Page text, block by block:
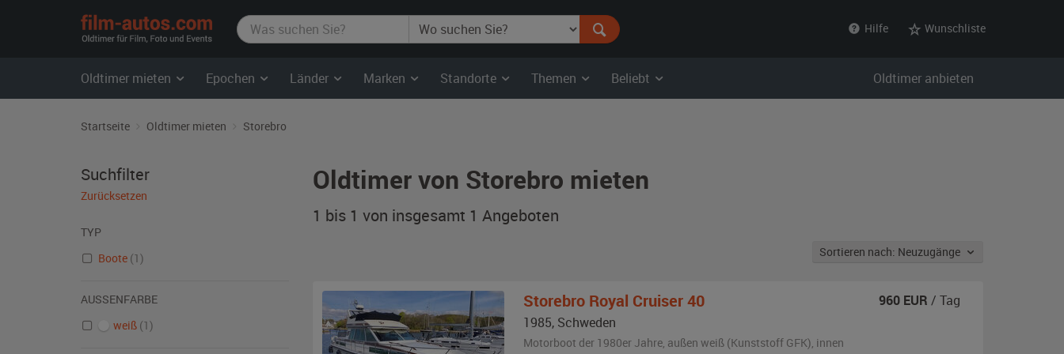
film-
autos.com
Hilfe Wunschliste
Oldtimer mieten Epochen Länder Marken Standorte Themen Beliebt Oldtimer anbieten
Startseite Oldtimer mieten Storebro
Oldtimer von Storebro mieten
1 bis 1 von insgesamt 1 Angeboten
Sortieren nach: Neuzugänge
Storebro Royal Cruiser 40
1985, Schweden
Motorboot der 1980er Jahre, außen weiß (Kunststoff GFK), innen
960 EUR / Tag
Suchfilter
Zurücksetzen
TYP
Boote (1)
AUSSENFARBE
weiß (1)